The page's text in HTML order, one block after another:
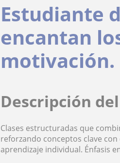
Estudiante
encantan
motivación.
Descripción
Clases estructuradas que
reforzando conceptos clave
aprendizaje individual. Énfasis